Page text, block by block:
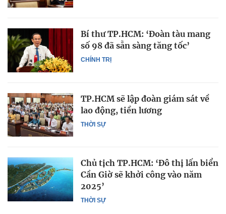
CHÍNH TRỊ
Bí thư TP.HCM: ‘Đoàn tàu mang
số 98 đã sẵn sàng tăng tốc’
THỜI SỰ
TP.HCM sẽ lập đoàn giám sát về
lao động, tiền lương
THỜI SỰ
Chủ tịch TP.HCM: ‘Đô thị lấn biển
Cần Giờ sẽ khởi công vào năm
2025’